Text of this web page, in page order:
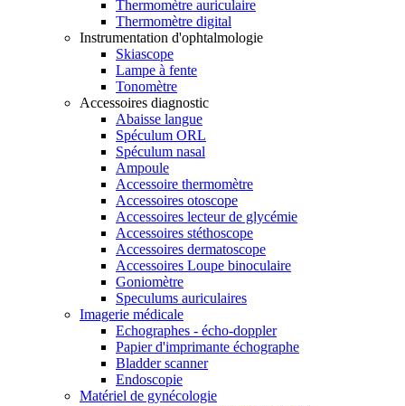
Thermomètre auriculaire
Thermomètre digital
Instrumentation d'ophtalmologie
Skiascope
Lampe à fente
Tonomètre
Accessoires diagnostic
Abaisse langue
Spéculum ORL
Spéculum nasal
Ampoule
Accessoire thermomètre
Accessoires otoscope
Accessoires lecteur de glycémie
Accessoires stéthoscope
Accessoires dermatoscope
Accessoires Loupe binoculaire
Goniomètre
Speculums auriculaires
Imagerie médicale
Echographes - écho-doppler
Papier d'imprimante échographe
Bladder scanner
Endoscopie
Matériel de gynécologie